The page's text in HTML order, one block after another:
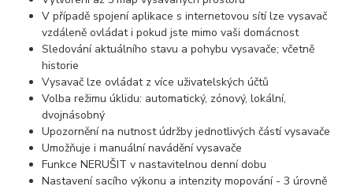
V případě spojení aplikace s internetovou sítí lze vysavač
vzdáleně ovládat i pokud jste mimo vaši domácnost
Sledování aktuálního stavu a pohybu vysavače; včetně
historie
Vysavač lze ovládat z více uživatelských účtů
Volba režimu úklidu: automatický, zónový, lokální,
dvojnásobný
Upozornění na nutnost údržby jednotlivých částí vysavače
Umožňuje i manuální navádění vysavače
Funkce NERUŠIT v nastavitelnou denní dobu
Nastavení sacího výkonu a intenzity mopování - 3 úrovně